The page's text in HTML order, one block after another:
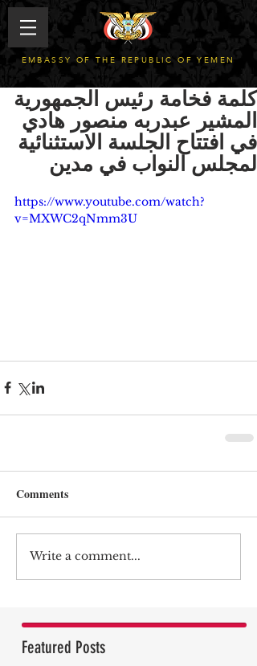
EMBASSY OF THE REPUBLIC OF YEMEN
كلمة فخامة رئيس الجمهورية
المشير عبدربه منصور هادي
في افتتاح الجلسة الاستثنائية
لمجلس النواب في مدين
https://www.youtube.com/watch?
v=MXWC2qNmm3U
Comments
Write a comment...
Featured Posts